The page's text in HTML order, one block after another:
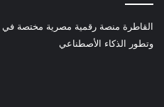
القاطرة منصة رقمية مصرية مختصة في
وتطور الذكاء الأصطناعي